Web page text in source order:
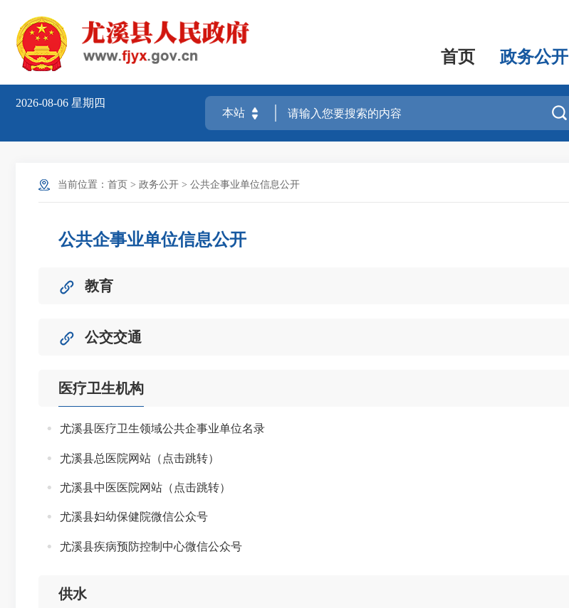
首页 政务公开
2026-08-06 星期四

当前位置： 首页 > 政务公开 > 公共企事业单位信息公开
公共企事业单位信息公开
教育
公交交通
医疗卫生机构
尤溪县医疗卫生领域公共企事业单位名录
尤溪县总医院网站（点击跳转）
尤溪县中医医院网站（点击跳转）
尤溪县妇幼保健院微信公众号
尤溪县疾病预防控制中心微信公众号
供水